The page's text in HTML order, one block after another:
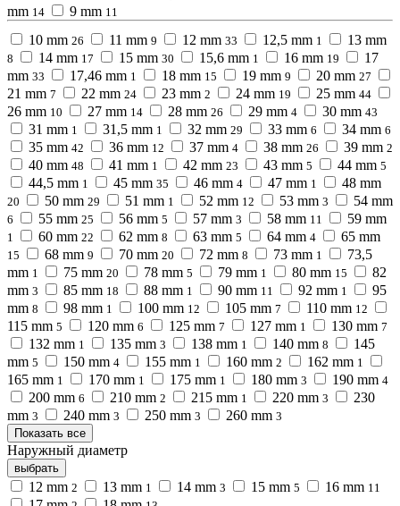
mm 14 9 mm 11
10 mm 26 11 mm 9 12 mm 33 12,5 mm 1 13 mm
8 14 mm 17 15 mm 30 15,6 mm 1 16 mm 19
17
mm 33 17,46 mm 1 18 mm 15 19 mm 9 20 mm 27
21 mm 7 22 mm 24 23 mm 2 24 mm 19 25 mm 44
26 mm 10 27 mm 14 28 mm 26 29 mm 4 30 mm 43
31 mm 1 31,5 mm 1 32 mm 29 33 mm 6 34 mm 6
35 mm 42 36 mm 12 37 mm 4 38 mm 26 39 mm 2
40 mm 48 41 mm 1 42 mm 23 43 mm 5 44 mm 5
44,5 mm 1 45 mm 35 46 mm 4 47 mm 1 48 mm
20 50 mm 29 51 mm 1 52 mm 12 53 mm 3 54 mm
6 55 mm 25 56 mm 5 57 mm 3 58 mm 11 59 mm
1 60 mm 22 62 mm 8 63 mm 5 64 mm 4 65 mm
15 68 mm 9 70 mm 20 72 mm 8 73 mm 1
73,5
mm 1 75 mm 20 78 mm 5 79 mm 1 80 mm 15
82
mm 3 85 mm 18 88 mm 1 90 mm 11 92 mm 1
95
mm 8 98 mm 1 100 mm 12 105 mm 7 110 mm 12
115 mm 5 120 mm 6 125 mm 7 127 mm 1 130 mm 7
132 mm 1 135 mm 3 138 mm 1 140 mm 8
145
mm 5 150 mm 4 155 mm 1 160 mm 2 162 mm 1
165 mm 1 170 mm 1 175 mm 1 180 mm 3 190 mm 4
200 mm 6 210 mm 2 215 mm 1 220 mm 3
230
mm 3 240 mm 3 250 mm 3 260 mm 3
Показать все
Наружный диаметр
выбрать
12 mm 2 13 mm 1 14 mm 3 15 mm 5 16 mm 11